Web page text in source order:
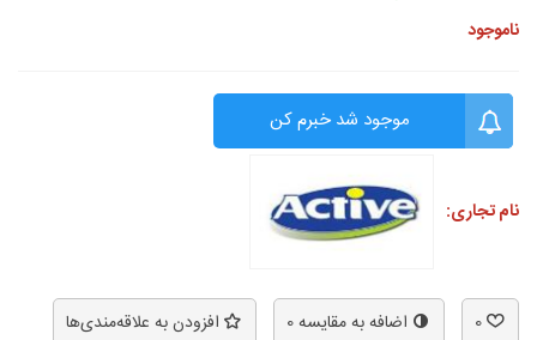
ناموجود
موجود شد خبرم کن
نام تجاری:
0 اضافه به مقایسه0 افزودن به علاقه‌مندی‌ها